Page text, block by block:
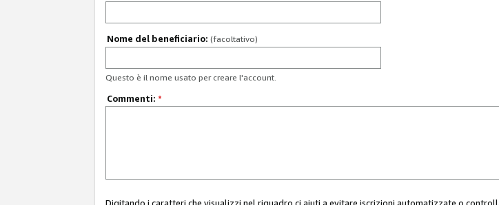
Nome del beneficiario: (facoltativo)
Questo è il nome usato per creare l'account.
Commenti: *